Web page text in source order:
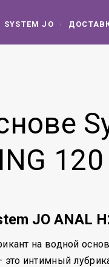
SYSTEM JO
JO ANAL
на водной
это интимный